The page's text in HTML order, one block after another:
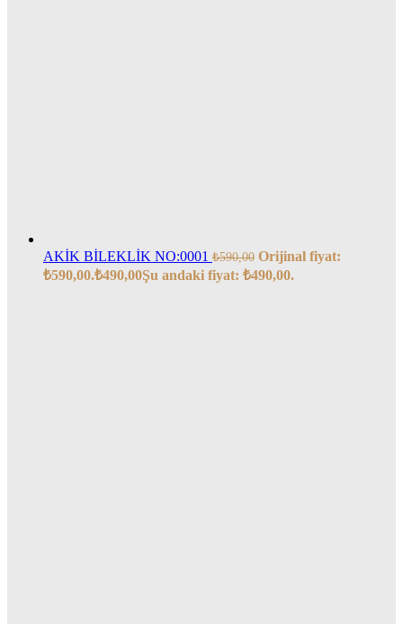
AKİK BİLEKLİK NO:0001 ₺590,00 Orijinal fiyat:
₺590,00.₺490,00Şu andaki fiyat: ₺490,00.